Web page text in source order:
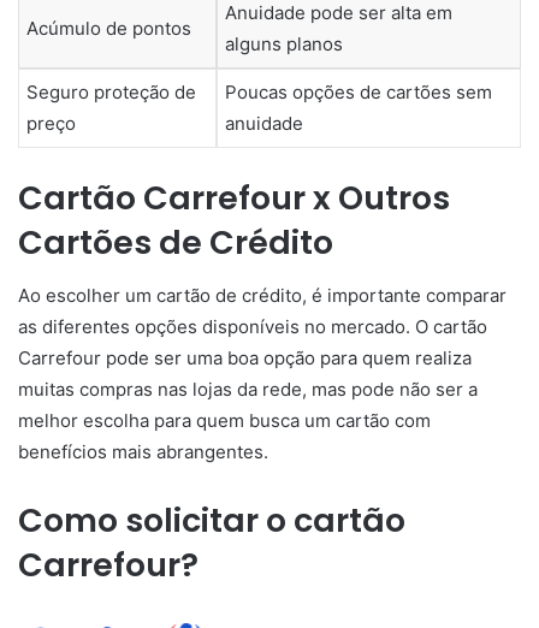
Acúmulo de pontos
Anuidade pode ser alta em
alguns planos
Seguro proteção de
preço
Poucas opções de cartões sem
anuidade
Cartão Carrefour x Outros
Cartões de Crédito
Ao escolher um cartão de crédito, é importante comparar
as diferentes opções disponíveis no mercado. O cartão
Carrefour pode ser uma boa opção para quem realiza
muitas compras nas lojas da rede, mas pode não ser a
melhor escolha para quem busca um cartão com
benefícios mais abrangentes.
Como solicitar o cartão
Carrefour?